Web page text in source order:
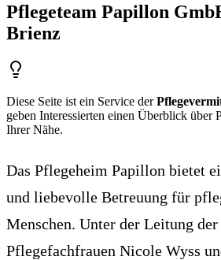
Pflegeteam Papillon
Brienz
Diese Seite ist ein Service der
geben Interessierten einen Überblick über
Ihrer Nähe.
Das Pflegeheim Papillon bietet
und liebevolle Betreuung für
Menschen. Unter der Leitung
Pflegefachfrauen Nicole Wyss